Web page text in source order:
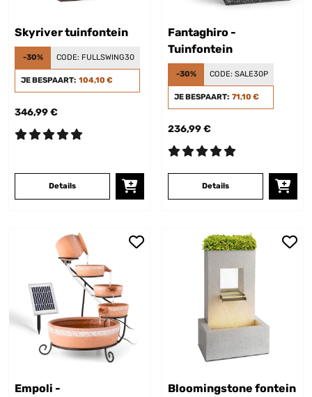
Skyriver tuinfontein
-30% CODE: FULLSWING30
JE BESPAART: 104,10 €
346,99 €
Details
Fantaghiro -
Tuinfontein
-30% CODE: SALE30P
JE BESPAART: 71,10 €
236,99 €
Details
Empoli -
Bloomingstone fontein